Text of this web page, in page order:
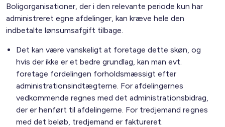
Boligorganisationer, der i den relevante periode kun har
administreret egne afdelinger, kan kræve hele den
indbetalte lønsumsafgift tilbage.
Det kan være vanskeligt at foretage dette skøn, og
hvis der ikke er et bedre grundlag, kan man evt.
foretage fordelingen forholdsmæssigt efter
administrationsindtægterne. For afdelingernes
vedkommende regnes med det administrationsbidrag,
der er henført til afdelingerne. For tredjemand regnes
med det beløb, tredjemand er faktureret.